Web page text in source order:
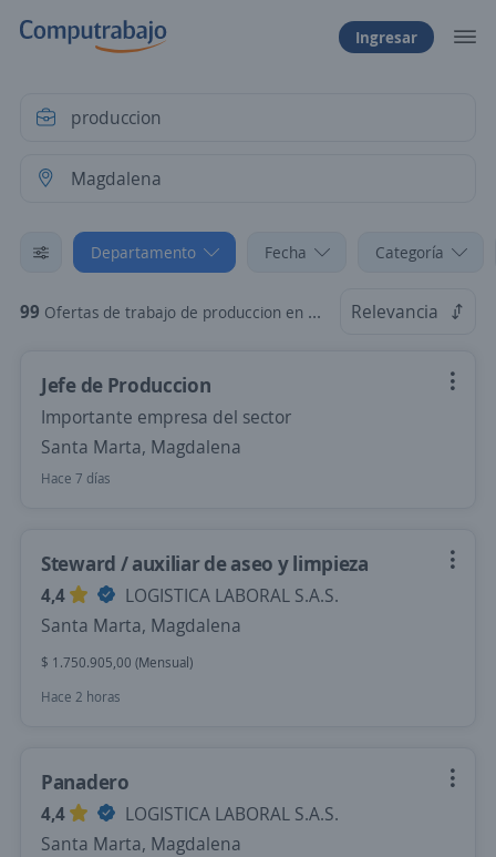
Ingresar
Departamento Fecha Categoría
99 Ofertas de trabajo de produccion en Magdalena Relevancia
Jefe de Produccion
Importante empresa del sector
Santa Marta, Magdalena
Hace 7 días
Steward / auxiliar de aseo y limpieza
4,4
LOGISTICA LABORAL S.A.S.
Santa Marta, Magdalena
$ 1.750.905,00 (Mensual)
Hace 2 horas
Panadero
4,4
LOGISTICA LABORAL S.A.S.
Santa Marta, Magdalena